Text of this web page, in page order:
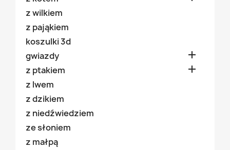
z wilkiem
z pająkiem
koszulki 3d
gwiazdy

z ptakiem 
z lwem
z dzikiem
z niedźwiedziem
ze słoniem
z małpą